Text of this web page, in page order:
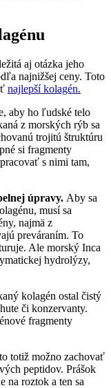
aj otázka jeho
najnižšej ceny. Toto
najlepší kolagén.
aby ho ľudské telo
z morských rýb sa
trojitú štruktúru
si fragmenty
s nimi tam,
úpravy. Aby sa
musí sa
najmä z
preváraním. To
Ale morský Inca
hydrolýzy,
kolagén ostal čistý
či konzervanty.
fragmenty
totiž možno zachovať
peptidov. Prášok
na roztok a ten sa